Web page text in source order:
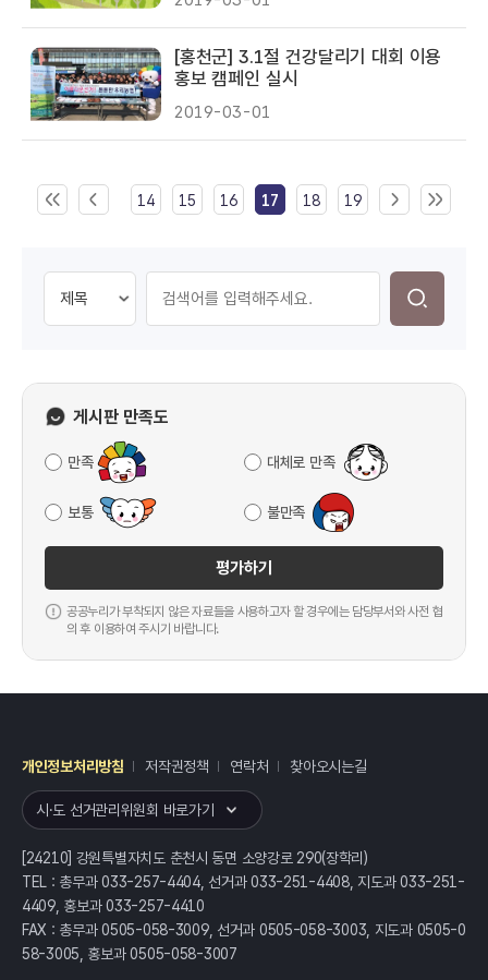
계장)
[홍천군] 3.1절 건강달리기 대회 이용
홍보 캠페인 실시
2019-03-01
14 15 16 17 18 19
게시판 만족도
만족 대체로 만족
보통 불만족
평가하기
공공누리가 부착되지 않은 자료들을 사용하고자 할 경우에는 담당부서와 사전 협
의 후 이용하여 주시기 바랍니다.
개인정보처리방침 저작권정책 연락처 찾아오시는길
시·도 선거관리위원회 바로가기
[24210] 강원특별자치도 춘천시 동면 소양강로 290(장학리)
TEL : 총무과 033-257-4404, 선거과 033-251-4408, 지도과 033-251-
4409, 홍보과 033-257-4410
FAX : 총무과 0505-058-3009, 선거과 0505-058-3003, 지도과 0505-0
58-3005, 홍보과 0505-058-3007